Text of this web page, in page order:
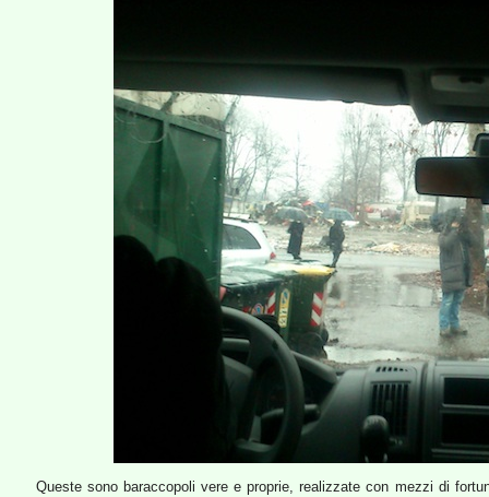
Queste sono baraccopoli vere e proprie, realizzate con mezzi di